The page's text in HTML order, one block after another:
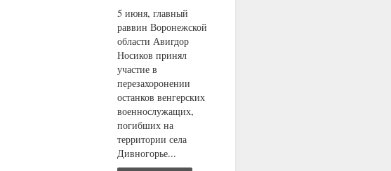
5 июня, главный
раввин Воронежской
области Авигдор
Носиков принял
участие в
перезахоронении
останков венгерских
военнослужащих,
погибших на
территории села
Дивногорье...